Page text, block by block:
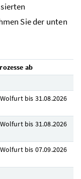
Sie der unten
ab
bis 31.08.2026
bis 31.08.2026
bis 07.09.2026